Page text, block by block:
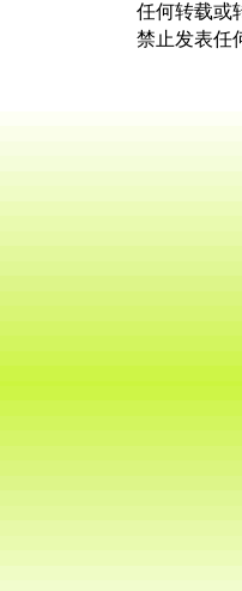
任何转载或
禁止发表任